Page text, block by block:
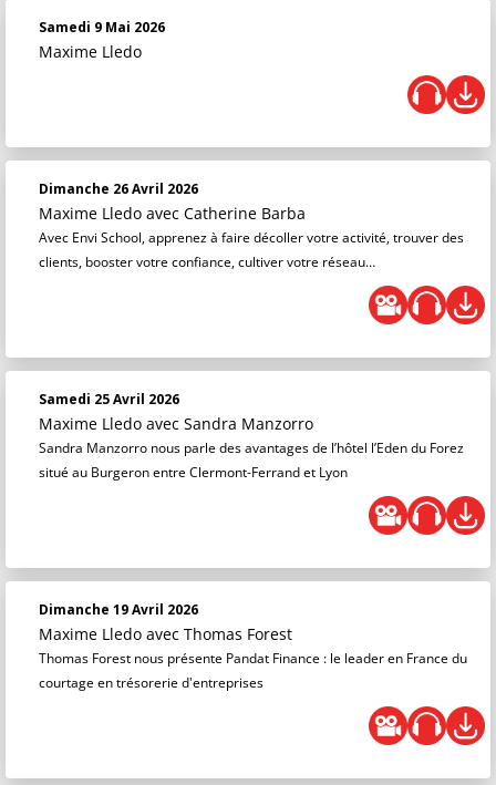
Samedi 9 Mai 2026
Maxime Lledo
Dimanche 26 Avril 2026
Maxime Lledo avec Catherine Barba
Avec Envi School, apprenez à faire décoller votre activité, trouver des
clients, booster votre confiance, cultiver votre réseau…
Samedi 25 Avril 2026
Maxime Lledo avec Sandra Manzorro
Sandra Manzorro nous parle des avantages de l’hôtel l’Eden du Forez
situé au Burgeron entre Clermont-Ferrand et Lyon
Dimanche 19 Avril 2026
Maxime Lledo avec Thomas Forest
Thomas Forest nous présente Pandat Finance : le leader en France du
courtage en trésorerie d'entreprises